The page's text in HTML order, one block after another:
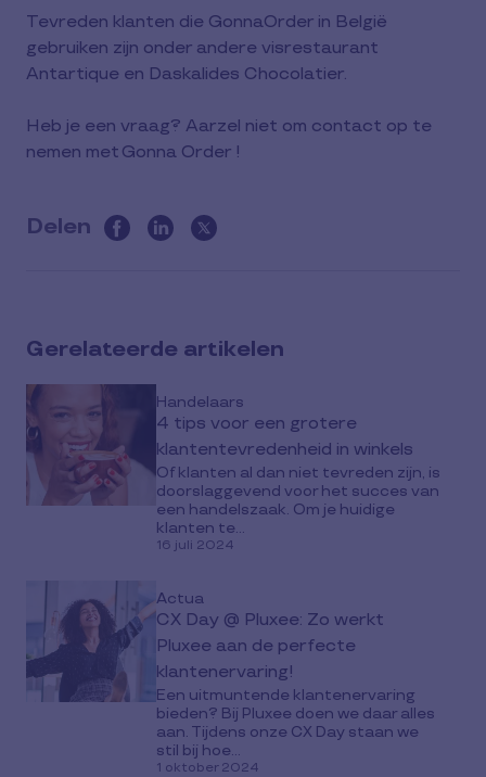
Tevreden klanten die GonnaOrder in België
gebruiken zijn onder andere visrestaurant
Antartique en Daskalides Chocolatier.
Heb je een vraag? Aarzel niet om contact op te
nemen met Gonna Order !
Delen
this
media
Gerelateerde artikelen
Handelaars
4 tips voor een grotere
klantentevredenheid in winkels
Of klanten al dan niet tevreden zijn, is
doorslaggevend voor het succes van
een handelszaak. Om je huidige
klanten te...
16 juli 2024
Actua
CX Day @ Pluxee: Zo werkt
Pluxee aan de perfecte
klantenervaring!
Een uitmuntende klantenervaring
bieden? Bij Pluxee doen we daar alles
aan. Tijdens onze CX Day staan we
stil bij hoe...
1 oktober 2024